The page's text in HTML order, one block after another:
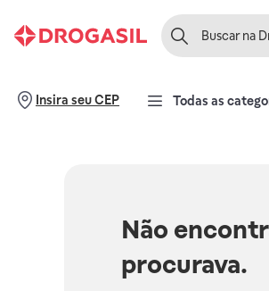
Insira seu CEP Todas as
Não
procurava.